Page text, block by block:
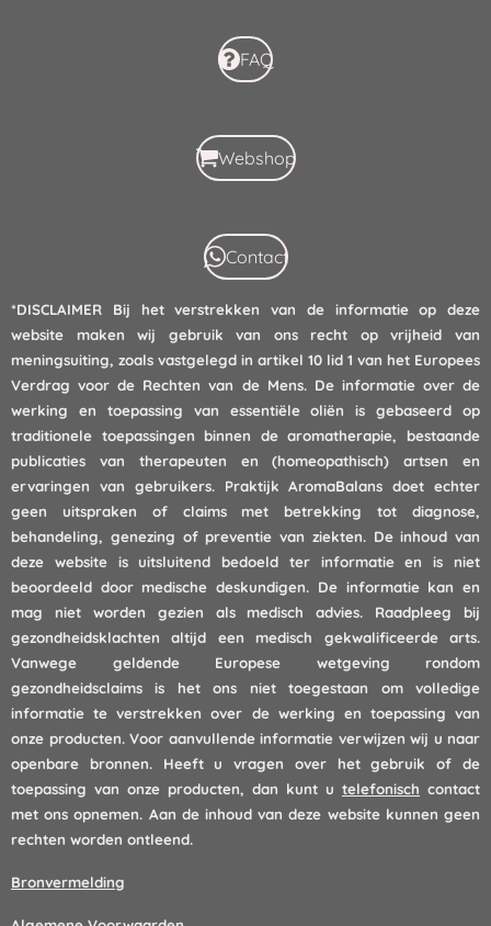
FAQ
Webshop
Contact
*DISCLAIMER
Bij het verstrekken van de informatie op deze
website maken wij gebruik van ons recht op vrijheid van
meningsuiting, zoals vastgelegd in artikel 10 lid 1 van het Europees
Verdrag voor de Rechten van de Mens. De informatie over de
werking en toepassing van essentiële oliën is gebaseerd op
traditionele toepassingen binnen de aromatherapie, bestaande
publicaties van therapeuten en (homeopathisch) artsen en
ervaringen van gebruikers. Praktijk AromaBalans doet echter
geen uitspraken of claims met betrekking tot diagnose,
behandeling, genezing of preventie van ziekten. De inhoud van
deze website is uitsluitend bedoeld ter informatie en is niet
beoordeeld door medische deskundigen. De informatie kan en
mag niet worden gezien als medisch advies. Raadpleeg bij
gezondheidsklachten altijd een medisch gekwalificeerde arts.
Vanwege geldende Europese wetgeving rondom
gezondheidsclaims is het ons niet toegestaan om volledige
informatie te verstrekken over de werking en toepassing van
onze producten. Voor aanvullende informatie verwijzen wij u naar
openbare bronnen. Heeft u vragen over het gebruik of de
toepassing van onze producten, dan kunt u telefonisch contact
met ons opnemen. Aan de inhoud van deze website kunnen geen
rechten worden ontleend.
Bronvermelding